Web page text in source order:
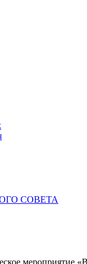
СОВЕТА
мероприятие